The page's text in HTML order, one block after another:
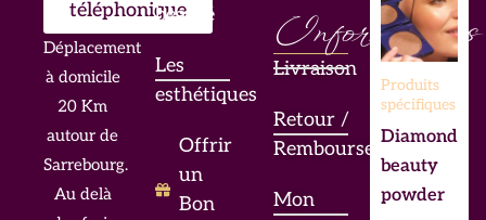
téléphonique
Déplacement
à domicile
20 Km
autour de
Sarrebourg.
Au delà
beauté
Les
esthétiques
Offrir
un
Bon
Informations
Livraison
Retour /
Remboursement
Mon
Produits
spécifiques
Diamond
beauty
powder